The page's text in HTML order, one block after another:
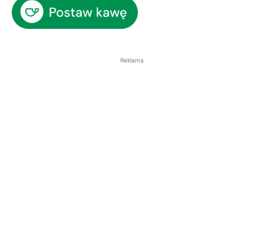
Reklama